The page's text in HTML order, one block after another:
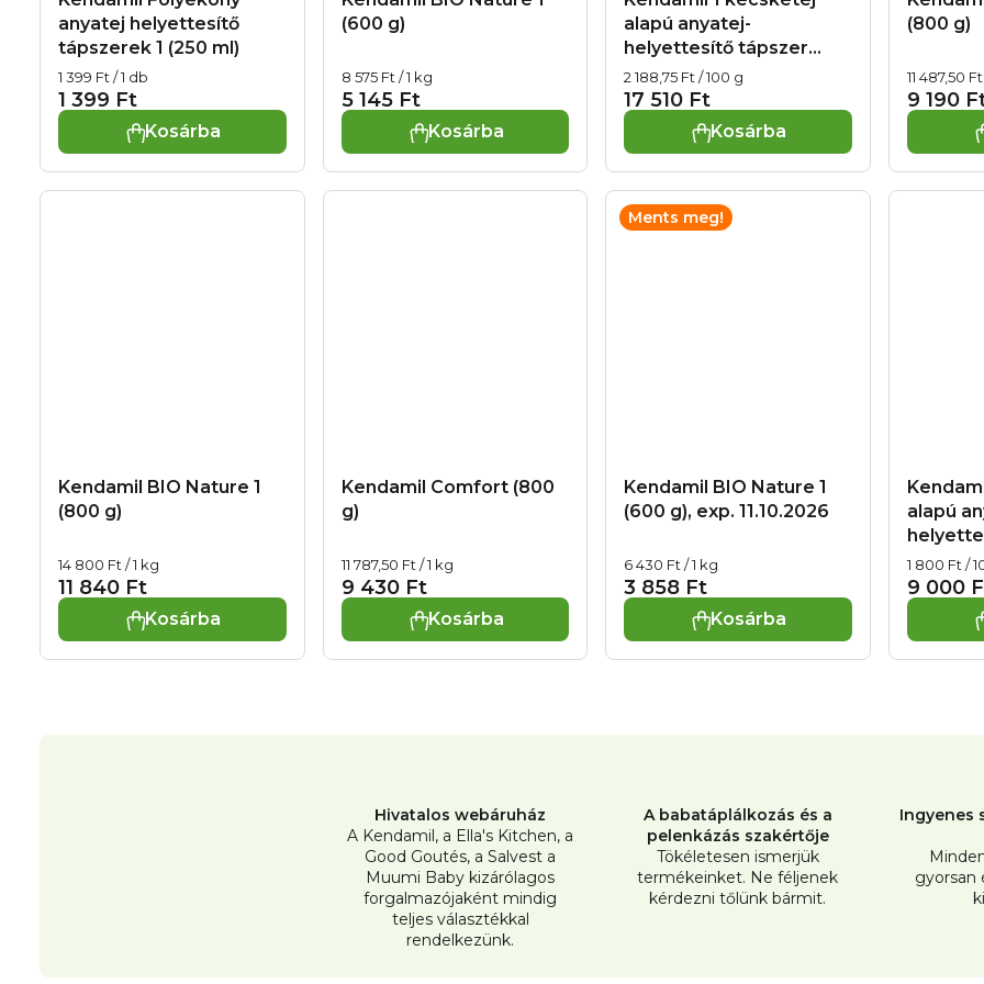
e
t
anyatej helyettesítő
tápszerek 1 (250 ml)
1 399 Ft
Egységár:
1 399 Ft / 1 db
Kosárba
(600 g)
5 145 Ft
Egységár:
8 575 Ft / 1 kg
Kosárba
alapú anyatej-
helyettesítő tápszer
(800 g)
17 510 Ft
Egységár:
2 188,75 Ft / 100 g
Kosárba
(800 g)
9 190
Egységár:
11 487,50
Kendamil BIO Nature 1
(800 g)
11 840 Ft
Egységár:
14 800 Ft / 1 kg
Kosárba
Kendamil Comfort (800
g)
9 430 Ft
Egységár:
11 787,50 Ft / 1 kg
Kosárba
Ments meg!
Kendamil BIO Nature 1
(600 g), exp. 11.10.2026
3 858 Ft
Egységár:
6 430 Ft / 1 kg
Kosárba
alapú
(500 g)
9 000
Egységár:
1 800 Ft /
a
i
r
Hivatalos webáruház
A Kendamil, a Ella's Kitchen, a
Good Goutés, a Salvest a
Muumi Baby kizárólagos
forgalmazójaként mindig
teljes választékkal
rendelkezünk.
A babatáplálkozás és a
pelenkázás szakértője
Tökéletesen ismerjük
termékeinket. Ne féljenek
kérdezni tőlünk bármit.
Ingyenes
gyorsan